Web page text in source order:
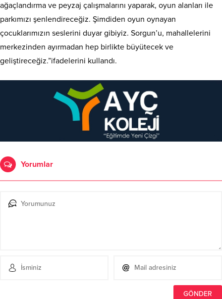
ağaçlandırma ve peyzaj çalışmalarını yaparak, oyun alanları ile
parkımızı şenlendireceğiz. Şimdiden oyun oynayan
çocuklarımızın seslerini duyar gibiyiz. Sorgun’u, mahallelerini
merkezinden ayırmadan hep birlikte büyütecek ve
geliştireceğiz.”ifadelerini kullandı.
Yorumlar